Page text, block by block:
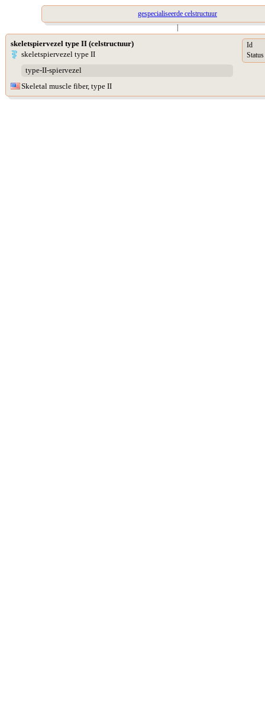
gespecialiseerde celstructuur
|
skeletspiervezel type II (celstructuur)
skeletspiervezel type II
type-II-spiervezel
Skeletal muscle fiber, type II
Id
Status